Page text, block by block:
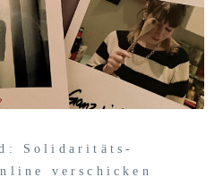
Solidaritäts-
verschicken